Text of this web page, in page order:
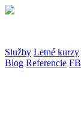
Služby Letné kurzy
Blog Referencie FB